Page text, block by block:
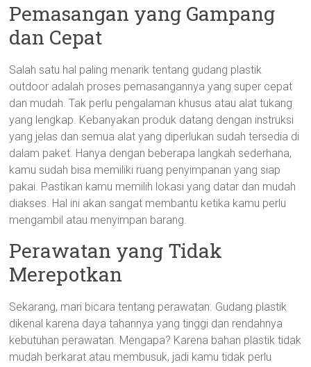
Pemasangan yang Gampang
dan Cepat
Salah satu hal paling menarik tentang gudang plastik
outdoor adalah proses pemasangannya yang super cepat
dan mudah. Tak perlu pengalaman khusus atau alat tukang
yang lengkap. Kebanyakan produk datang dengan instruksi
yang jelas dan semua alat yang diperlukan sudah tersedia di
dalam paket. Hanya dengan beberapa langkah sederhana,
kamu sudah bisa memiliki ruang penyimpanan yang siap
pakai. Pastikan kamu memilih lokasi yang datar dan mudah
diakses. Hal ini akan sangat membantu ketika kamu perlu
mengambil atau menyimpan barang.
Perawatan yang Tidak
Merepotkan
Sekarang, mari bicara tentang perawatan. Gudang plastik
dikenal karena daya tahannya yang tinggi dan rendahnya
kebutuhan perawatan. Mengapa? Karena bahan plastik tidak
mudah berkarat atau membusuk, jadi kamu tidak perlu